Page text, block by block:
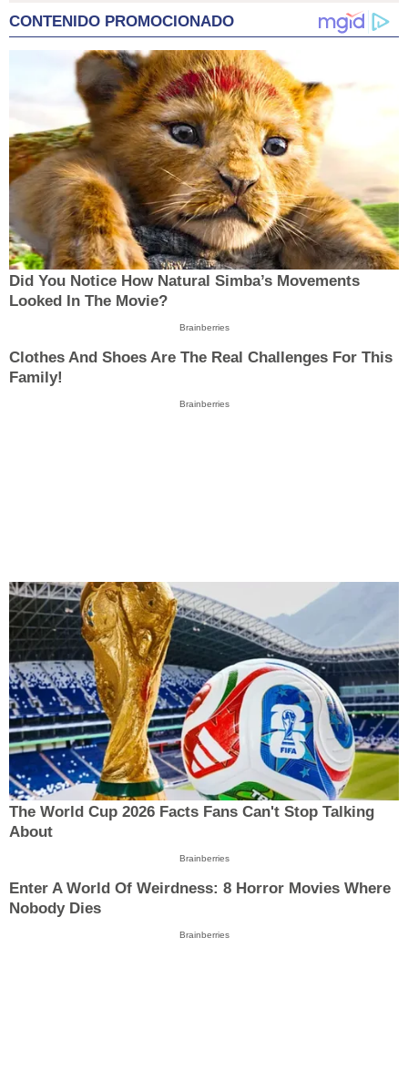
CONTENIDO PROMOCIONADO
Did You Notice How Natural Simba’s Movements
Looked In The Movie?
Brainberries
Clothes And Shoes Are The Real Challenges For This
Family!
Brainberries
The World Cup 2026 Facts Fans Can't Stop Talking
About
Brainberries
Enter A World Of Weirdness: 8 Horror Movies Where
Nobody Dies
Brainberries